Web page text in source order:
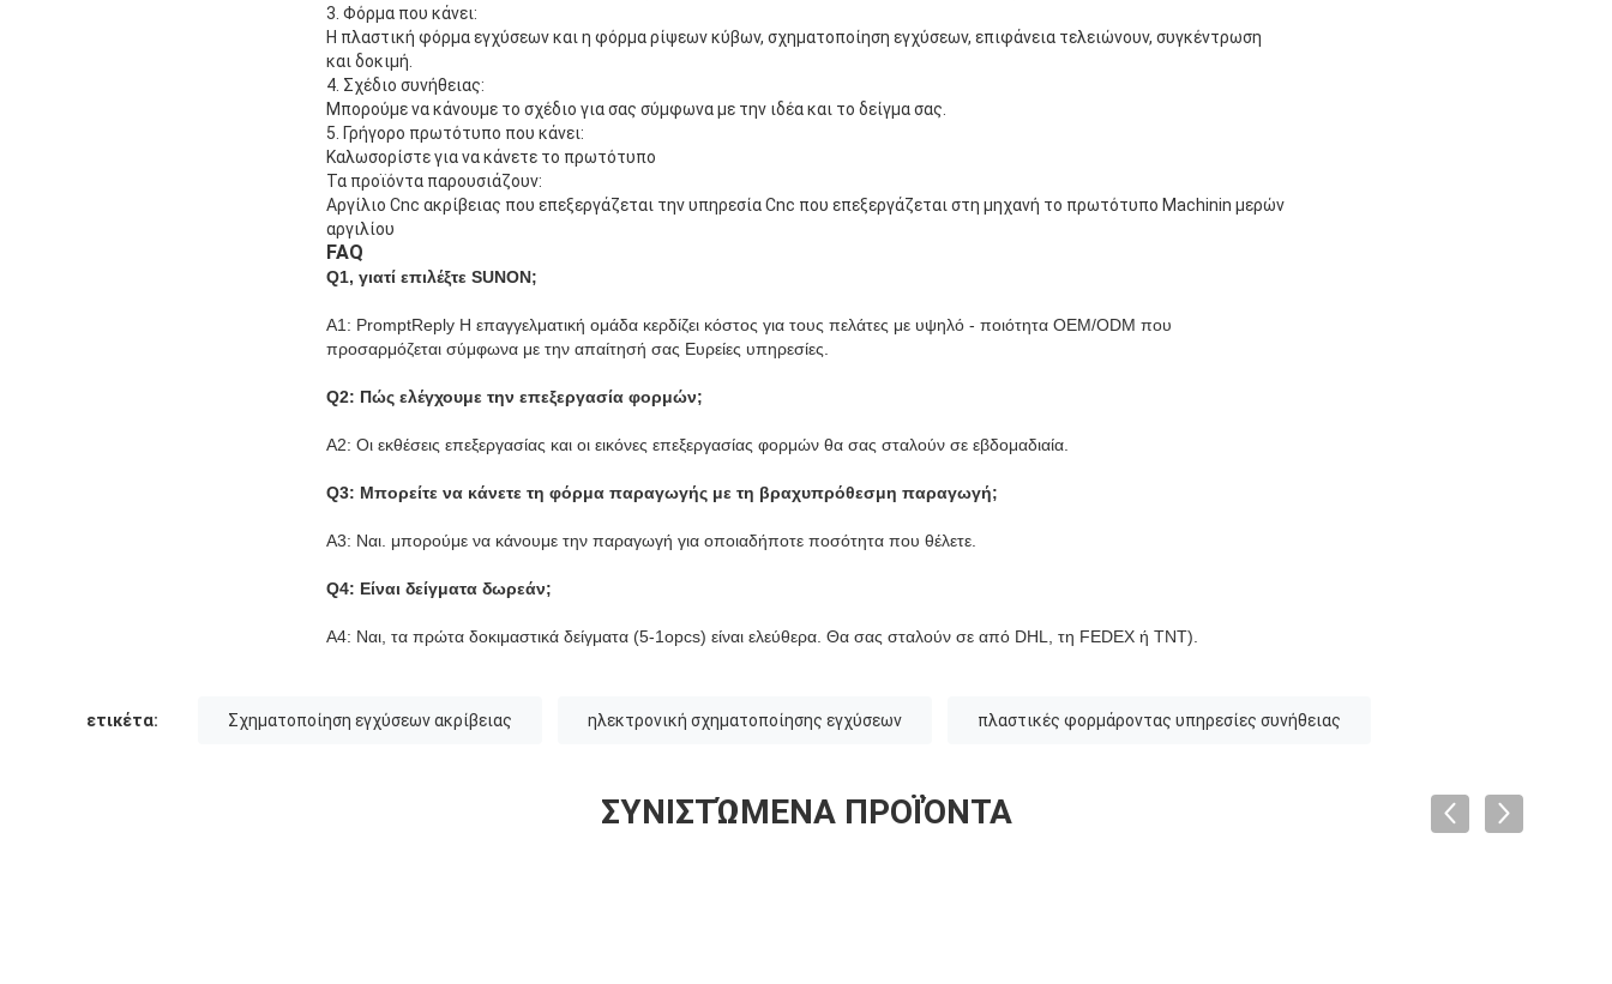
3. Φόρμα που κάνει:
Η πλαστική φόρμα εγχύσεων και η φόρμα ρίψεων κύβων, σχηματοποίηση εγχύσεων, επιφάνεια τελειώνουν, συγκέντρωση
και δοκιμή.
4. Σχέδιο συνήθειας:
Μπορούμε να κάνουμε το σχέδιο για σας σύμφωνα με την ιδέα και το δείγμα σας.
5. Γρήγορο πρωτότυπο που κάνει:
Καλωσορίστε για να κάνετε το πρωτότυπο
Τα προϊόντα παρουσιάζουν:
Αργίλιο Cnc ακρίβειας που επεξεργάζεται την υπηρεσία Cnc που επεξεργάζεται στη μηχανή το πρωτότυπο Machinin μερών
αργιλίου
FAQ
Q1, γιατί επιλέξτε SUNON;
Α1: PromptReply Η επαγγελματική ομάδα κερδίζει κόστος για τους πελάτες με υψηλό - ποιότητα OEM/ODM που
προσαρμόζεται σύμφωνα με την απαίτησή σας Ευρείες υπηρεσίες.
Q2: Πώς ελέγχουμε την επεξεργασία φορμών;
A2: Οι εκθέσεις επεξεργασίας και οι εικόνες επεξεργασίας φορμών θα σας σταλούν σε εβδομαδιαία.
Q3: Μπορείτε να κάνετε τη φόρμα παραγωγής με τη βραχυπρόθεσμη παραγωγή;
A3: Ναι. μπορούμε να κάνουμε την παραγωγή για οποιαδήποτε ποσότητα που θέλετε.
Q4: Είναι δείγματα δωρεάν;
A4: Ναι, τα πρώτα δοκιμαστικά δείγματα (5-1opcs) είναι ελεύθερα. Θα σας σταλούν σε από DHL, τη FEDEX ή TNT).
ετικέτα: Σχηματοποίηση εγχύσεων ακρίβειας ηλεκτρονική σχηματοποίησης εγχύσεων πλαστικές φορμάροντας υπηρεσίες συνήθειας
ΣΥΝΙΣΤΏΜΕΝΑ ΠΡΟΪΌΝΤΑ